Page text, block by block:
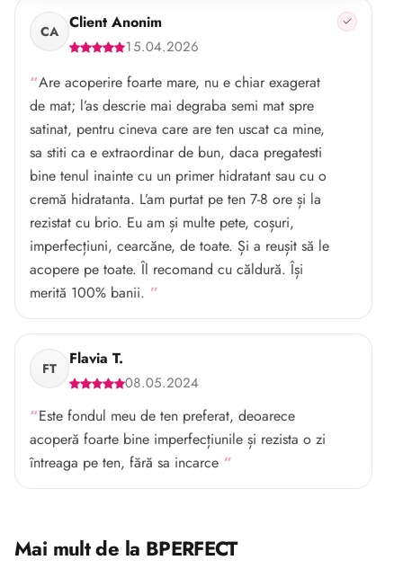
CA Client Anonim
15.04.2026
Are acoperire foarte mare, nu e chiar exagerat
de mat; l’as descrie mai degraba semi mat spre
satinat, pentru cineva care are ten uscat ca mine,
sa stiti ca e extraordinar de bun, daca pregatesti
bine tenul inainte cu un primer hidratant sau cu o
cremă hidratanta. L’am purtat pe ten 7-8 ore și la
rezistat cu brio. Eu am și multe pete, coșuri,
imperfecțiuni, cearcăne, de toate. Și a reușit să le
acopere pe toate. Îl recomand cu căldură. Își
merită 100% banii.
FT Flavia T.
08.05.2024
Este fondul meu de ten preferat, deoarece
acoperă foarte bine imperfecțiunile și rezista o zi
întreaga pe ten, fără sa incarce
Mai mult de la BPERFECT